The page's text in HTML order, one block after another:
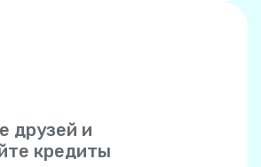
друзей и
кредиты